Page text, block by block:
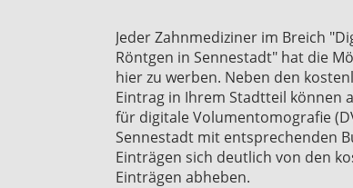
Jeder Zahnmediziner im Breich
Röntgen in Sennestadt" hat die
hier zu werben. Neben den
Eintrag in Ihrem Stadtteil können
für digitale Volumentomografie
Sennestadt mit entsprechenden
Einträgen sich deutlich von den
Einträgen abheben.